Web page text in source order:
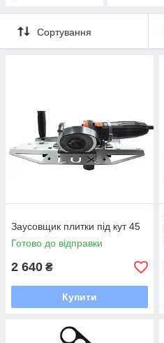
Сортування
Заусовщик плитки під кут 45
Готово до відправки
2 640 ₴
Купити